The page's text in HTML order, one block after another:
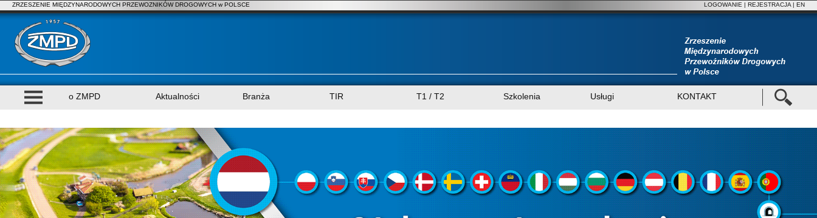
ZRZESZENIE MIĘDZYNARODOWYCH PRZEWOZNIKÓW DROGOWYCH w POLSCE LOGOWANIE | REJESTRACJA | EN
o ZMPD Aktualności Branża TIR T1 / T2 Szkolenia Usługi KONTAKT